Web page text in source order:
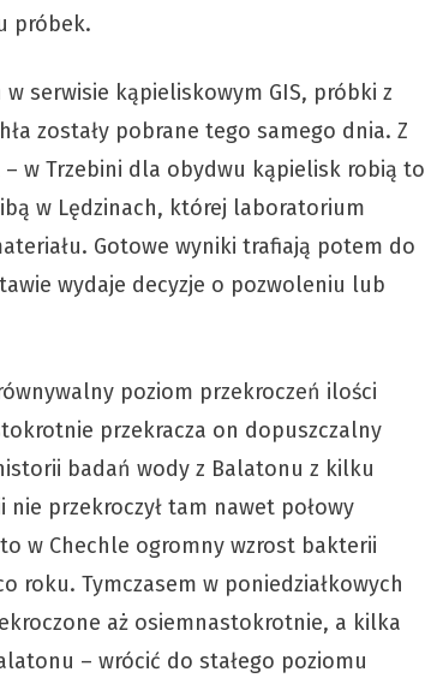
próbek.
serwisie kąpieliskowym GIS, próbki z
zostały pobrane tego samego dnia. Z
w Trzebini dla obydwu kąpielisk robią to
w Lędzinach, której laboratorium
Gotowe wyniki trafiają potem do
wydaje decyzje o pozwoleniu lub
poziom przekroczeń ilości
przekracza on dopuszczalny
badań wody z Balatonu z kilku
przekroczył tam nawet połowy
w Chechle ogromny wzrost bakterii
Tymczasem w poniedziałkowych
aż osiemnastokrotnie, a kilka
– wrócić do stałego poziomu